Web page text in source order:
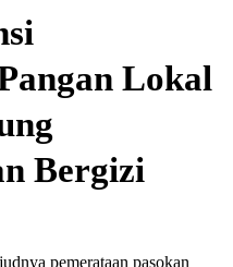
Lokal
Bergizi
pemerataan pasokan